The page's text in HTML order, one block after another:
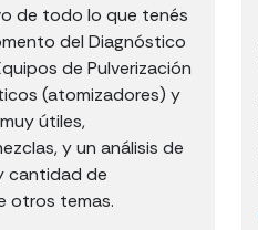
de todo lo que tenés
del Diagnóstico
de Pulverización
(atomizadores) y
útiles,
y un análisis de
cantidad de
otros temas.